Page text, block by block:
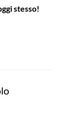
stesso!